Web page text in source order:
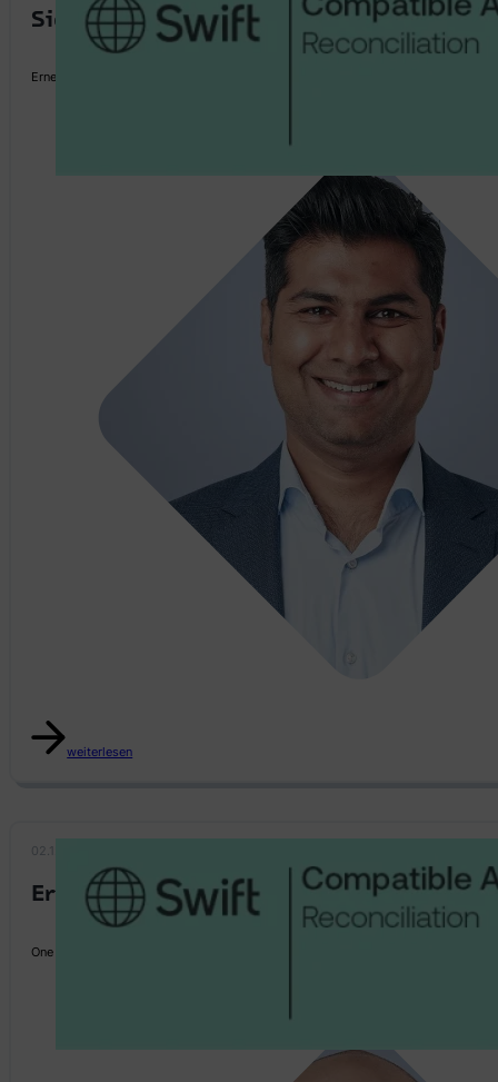
Sicherheit mit Auszeichnung
Erneut geprüft, erneut bestätigt: CSL trägt 2025 wieder das SWIFT-Zertifikat –
weiterlesen
02.12.2024
Erneute SWIFT-Zertifizierung
One PM ist 2024 erneut SWIFT-zertifiziert – einzigartig in der Schweiz.